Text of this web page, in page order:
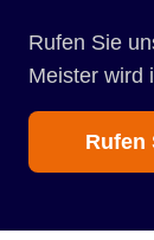
Rufen Sie
Meister wird
Rufen